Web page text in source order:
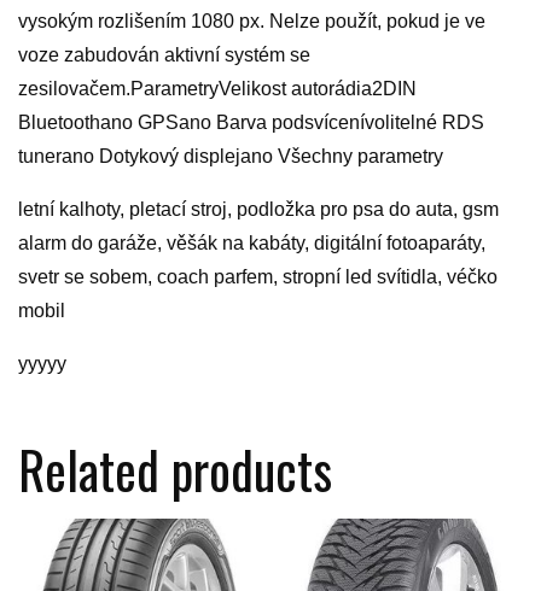
vysokým rozlišením 1080 px. Nelze použít, pokud je ve
voze zabudován aktivní systém se
zesilovačem.ParametryVelikost autorádia2DIN
Bluetoothano GPSano Barva podsvícenívolitelné RDS
tunerano Dotykový displejano Všechny parametry
letní kalhoty, pletací stroj, podložka pro psa do auta, gsm
alarm do garáže, věšák na kabáty, digitální fotoaparáty,
svetr se sobem, coach parfem, stropní led svítidla, véčko
mobil
yyyyy
Related products